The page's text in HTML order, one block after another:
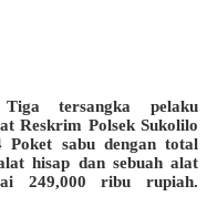
tersangka pelaku
Reskrim Polsek Sukolilo
Poket sabu dengan total
hisap dan sebuah alat
249,000 ribu rupiah.